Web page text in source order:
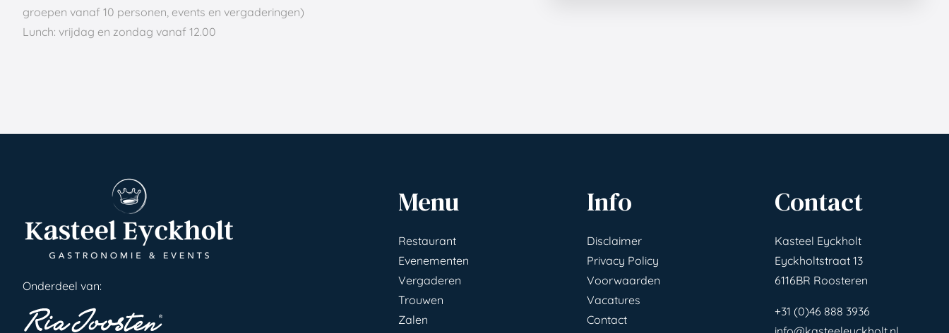
groepen vanaf 10 personen, events en vergaderingen)
Lunch: vrijdag en zondag vanaf 12.00
Onderdeel van:
Menu
Restaurant
Evenementen
Vergaderen
Trouwen
Zalen
Info
Disclaimer
Privacy Policy
Voorwaarden
Vacatures
Contact
Contact
Kasteel Eyckholt
Eyckholtstraat 13
6116BR Roosteren
+31 (0)46 888 3936